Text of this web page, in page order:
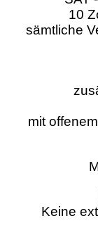
10
sämtliche
mit
Keine